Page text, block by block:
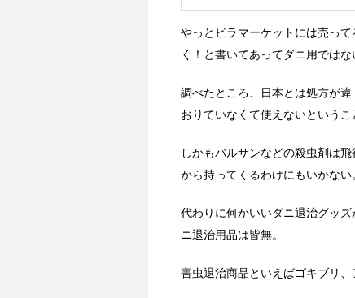
やっとビラマーケットには売っ
く！と書いてあってダニ用ではな
調べたところ、日本とは処方が
おりていなくて使えないというこ
しかもバルサンなどの殺虫剤は
から持ってくるわけにもいかない
代わりに何かいいダニ退治グッ
ニ退治用品は皆無。
害虫退治商品といえばゴキブリ